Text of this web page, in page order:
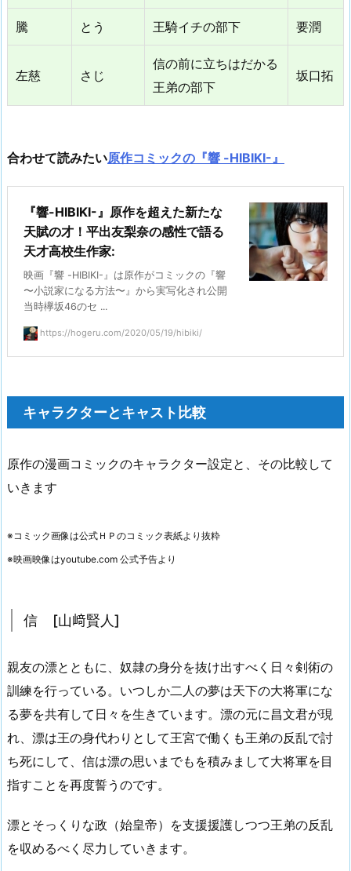
騰 とう 王騎イチの部下 要潤
左慈 さじ
信の前に立ちはだかる
王弟の部下
坂口拓
合わせて読みたい原作コミックの『響 -HIBIKI-』
『響-HIBIKI-』原作を超えた新たな
天賦の才！平出友梨奈の感性で語る
天才高校生作家:
映画『響 -HIBIKI-』は原作がコミックの『響
〜小説家になる方法〜』から実写化され公開
当時欅坂46のセ ...
https://hogeru.com/2020/05/19/hibiki/
キャラクターとキャスト比較
原作の漫画コミックのキャラクター設定と、その比較して
いきます
※コミック画像は公式ＨＰのコミック表紙より抜粋
※映画映像はyoutube.com 公式予告より
信 [山﨑賢人]
親友の漂とともに、奴隷の身分を抜け出すべく日々剣術の
訓練を行っている。いつしか二人の夢は天下の大将軍にな
る夢を共有して日々を生きています。漂の元に昌文君が現
れ、漂は王の身代わりとして王宮で働くも王弟の反乱で討
ち死にして、信は漂の思いまでもを積みまして大将軍を目
指すことを再度誓うのです。
漂とそっくりな政（始皇帝）を支援援護しつつ王弟の反乱
を収めるべく尽力していきます。